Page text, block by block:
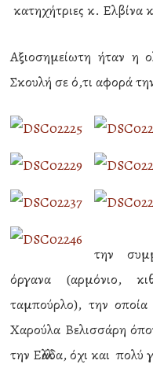
κατηχήτριες κ. Ελβίνα
Αξιοσημείωτη ήταν η
Σκουλή σε ό,τι αφορά
την
όργανα (αρμόνιο,
ταμπούρλο), την
Χαρούλα Βελισσάρη
την Ελλάδα, όχι και